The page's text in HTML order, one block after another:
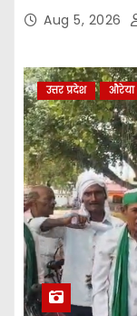
Aug 5, 2026
उत्तर प्रदेश औरेया